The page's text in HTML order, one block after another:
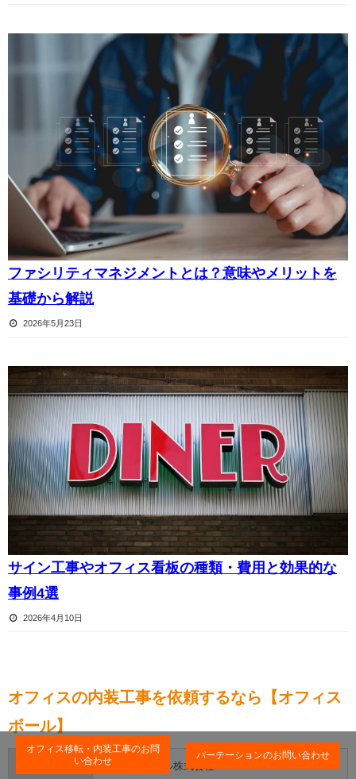
ファシリティマネジメントとは？意味やメリットを
基礎から解説
2026年5月23日
サイン工事やオフィス看板の種類・費用と効果的な
事例4選
2026年4月10日
オフィスの内装工事を依頼するなら【オフィス
ボール】
オフィスボール株式会社
オフィス移転・内装工事のお問
い合わせ
パーテーションのお問い合わせ